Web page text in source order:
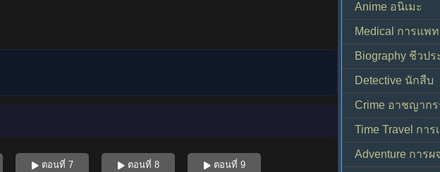
ตอนที่ 7 ตอนที่ 8 ตอนที่ 9
Anime อนิเมะ
Medical การแพ
Biography ชีวปร
Detective นักสืบ
Crime อาชญาก
Time Travel กา
Adventure การ